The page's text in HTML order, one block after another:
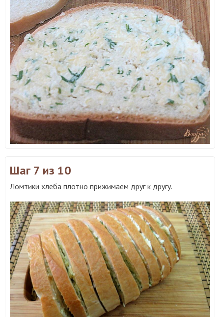
Шаг 7 из 10
Ломтики хлеба плотно прижимаем друг к другу.